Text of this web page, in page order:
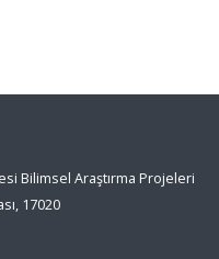
Bilimsel Araştırma Projeleri
17020